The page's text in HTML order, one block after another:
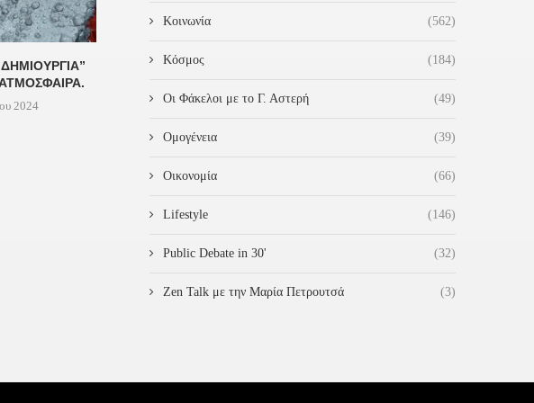
2024
ΧΟΡΩΔΊΑ ΜΥΡΤΟΎΝΤΙΩΝ ΣΤΟΝ
ΑΓΊΟΥ...
ΚΩΣΤΑΣ ΚΑΡΠΕΤΑΣ-
26 Αυγούστου 2023
Κοινωνία (562)
Κόσμος (184)
Οι Φάκελοι με το Γ. Αστερή (49)
Ομογένεια (39)
Οικονομία (66)
Lifestyle (146)
Public Debate in 30' (32)
Zen Talk με την Μαρία Πετρουτσά (3)